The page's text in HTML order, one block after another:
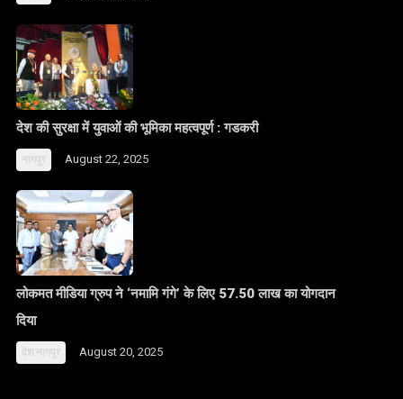
देश की सुरक्षा में युवाओं की भूमिका महत्वपूर्ण : गडकरी
नागपुर August 22, 2025
लोकमत मीडिया ग्रुप ने ‘नमामि गंगे’ के लिए 57.50 लाख का योगदान
दिया
देश नागपुर August 20, 2025